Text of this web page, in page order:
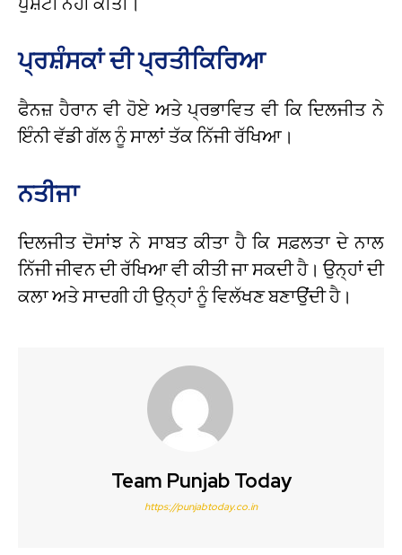
ਪ੍ਰਸ਼ੰਸਕਾਂ ਦੀ ਪ੍ਰਤੀਕਿਰਿਆ
ਫੈਨਜ਼ ਹੈਰਾਨ ਵੀ ਹੋਏ ਅਤੇ ਪ੍ਰਭਾਵਿਤ ਵੀ ਕਿ ਦਿਲਜੀਤ ਨੇ
ਇੰਨੀ ਵੱਡੀ ਗੱਲ ਨੂੰ ਸਾਲਾਂ ਤੱਕ ਨਿੱਜੀ ਰੱਖਿਆ।
ਨਤੀਜਾ
ਦਿਲਜੀਤ ਦੋਸਾਂਝ ਨੇ ਸਾਬਤ ਕੀਤਾ ਹੈ ਕਿ ਸਫ਼ਲਤਾ ਦੇ ਨਾਲ
ਨਿੱਜੀ ਜੀਵਨ ਦੀ ਰੱਖਿਆ ਵੀ ਕੀਤੀ ਜਾ ਸਕਦੀ ਹੈ। ਉਨ੍ਹਾਂ ਦੀ
ਕਲਾ ਅਤੇ ਸਾਦਗੀ ਹੀ ਉਨ੍ਹਾਂ ਨੂੰ ਵਿਲੱਖਣ ਬਣਾਉਂਦੀ ਹੈ।
Team Punjab Today
https://punjabtoday.co.in